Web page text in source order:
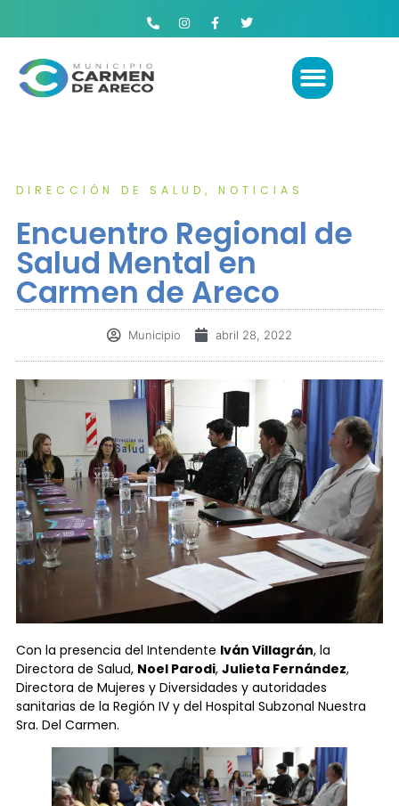
DIRECCIÓN DE SALUD , NOTICIAS
Encuentro Regional de
Salud Mental en
Carmen de Areco
Municipio abril 28, 2022
Con la presencia del Intendente Iván Villagrán, la
Directora de Salud, Noel Parodi, Julieta Fernández,
Directora de Mujeres y Diversidades y autoridades
sanitarias de la Región IV y del Hospital Subzonal Nuestra
Sra. Del Carmen.